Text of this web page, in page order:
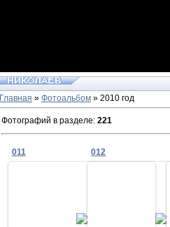
Главная » Фотоальбом » 2010 год
Фотографий в разделе: 221
011 012